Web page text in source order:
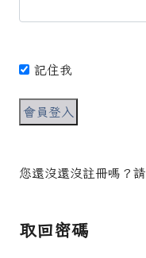
記住我
您還沒還沒註冊嗎？請
取回密碼